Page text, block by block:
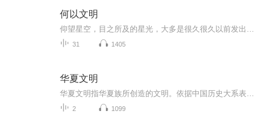
何以文明
31 1405
华夏文明
2 1099